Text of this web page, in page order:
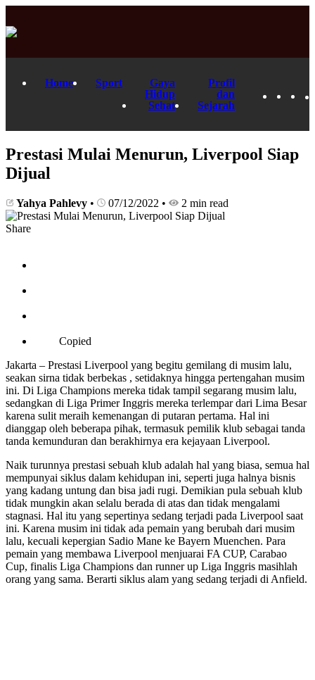
Home Sport
Gaya
Hidup
Sehat
Profil
dan
Sejarah
Prestasi Mulai Menurun, Liverpool Siap
Dijual
Yahya Pahlevy • 07/12/2022 • 2 min read
Share
Copied
Jakarta – Prestasi Liverpool yang begitu gemilang di musim lalu,
seakan sirna tidak berbekas , setidaknya hingga pertengahan musim
ini. Di Liga Champions mereka tidak tampil segarang musim lalu,
sedangkan di Liga Primer Inggris mereka terlempar dari Lima Besar
karena sulit meraih kemenangan di putaran pertama. Hal ini
dianggap oleh beberapa pihak, termasuk pemilik klub sebagai tanda
tanda kemunduran dan berakhirnya era kejayaan Liverpool.
Naik turunnya prestasi sebuah klub adalah hal yang biasa, semua hal
mempunyai siklus dalam kehidupan ini, seperti juga halnya bisnis
yang kadang untung dan bisa jadi rugi. Demikian pula sebuah klub
tidak mungkin akan selalu berada di atas dan tidak mengalami
stagnasi. Hal itu yang sepertinya sedang terjadi pada Liverpool saat
ini. Karena musim ini tidak ada pemain yang berubah dari musim
lalu, kecuali kepergian Sadio Mane ke Bayern Muenchen. Para
pemain yang membawa Liverpool menjuarai FA CUP, Carabao
Cup, finalis Liga Champions dan runner up Liga Inggris masihlah
orang yang sama. Berarti siklus alam yang sedang terjadi di Anfield.